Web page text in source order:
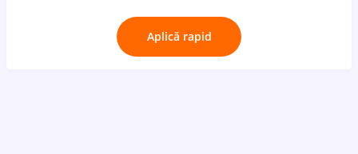
Aplică rapid